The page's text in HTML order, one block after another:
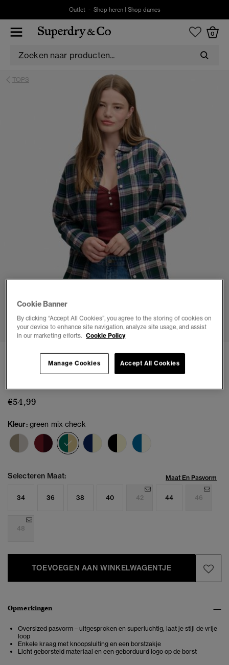
Outlet - Shop heren| Shop dames
0
TOPS
Geruite Flanellen Boyfriend Shirt Oversized
€54,99
Kleur: green mix check
geselecteerd
Selecteren Maat: Maat En Pasvorm
34 36 38 40 42 44 46
48
TOEVOEGEN AAN WINKELWAGENTJE
Opmerkingen
Oversized pasvorm – uitgesproken en superluchtig, laat je stijl de vrije
loop
Enkele kraag met knoopsluiting en een borstzakje
Licht geborsteld materiaal en een geborduurd logo op de borst
Cookie Banner
By clicking “Accept All Cookies”, you agree to the storing of cookies on
your device to enhance site navigation, analyze site usage, and assist
in our marketing efforts. Cookie Policy
Accept All Cookies
Manage Cookies